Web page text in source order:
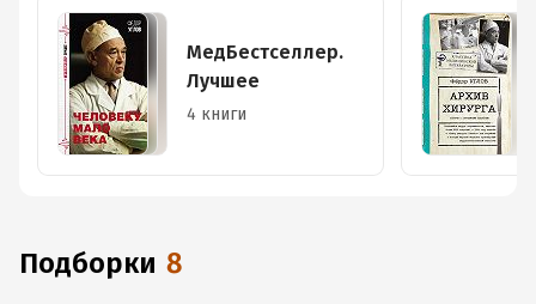
МедБестселлер.
Лучшее
4 книги
Подборки 8